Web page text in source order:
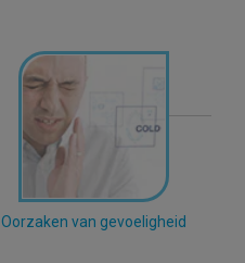
Oorzaken van gevoeligheid